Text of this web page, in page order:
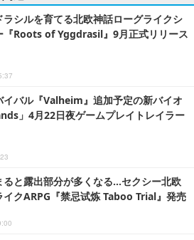
ラシルを育てる北欧神話ローグライクシ
『Roots of Yggdrasil』9月正式リリース
イバル『Valheim』追加予定の新バイオ
」4月22日夜ゲームプレイトレイラー
ると露出部分が多くなる…セクシー北欧
イクARPG『禁忌试炼 Taboo Trial』発売